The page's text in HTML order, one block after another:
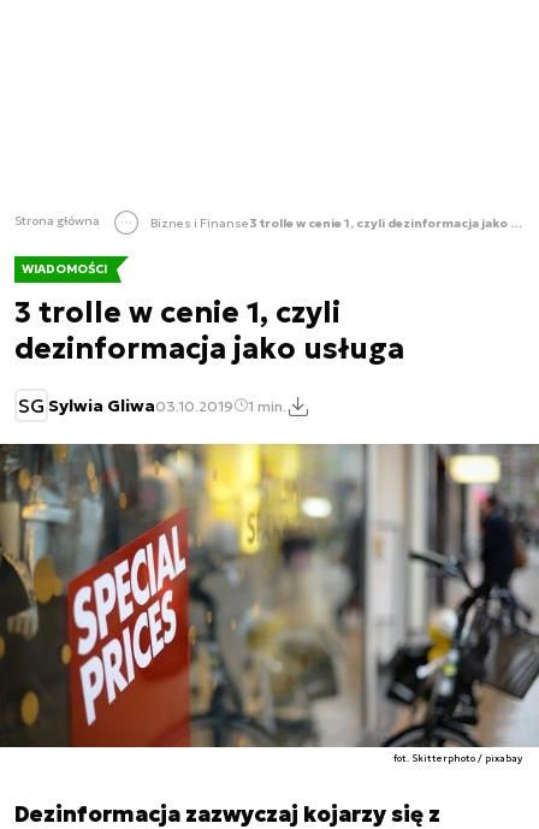
Strona główna Biznes i Finanse 3 trolle w cenie 1, czyli dezinformacja jako usługa
WIADOMOŚCI
3 trolle w cenie 1, czyli
dezinformacja jako usługa
SG Sylwia Gliwa03.10.2019 1 min.
fot. Skitterphoto / pixabay
Dezinformacja zazwyczaj kojarzy się z